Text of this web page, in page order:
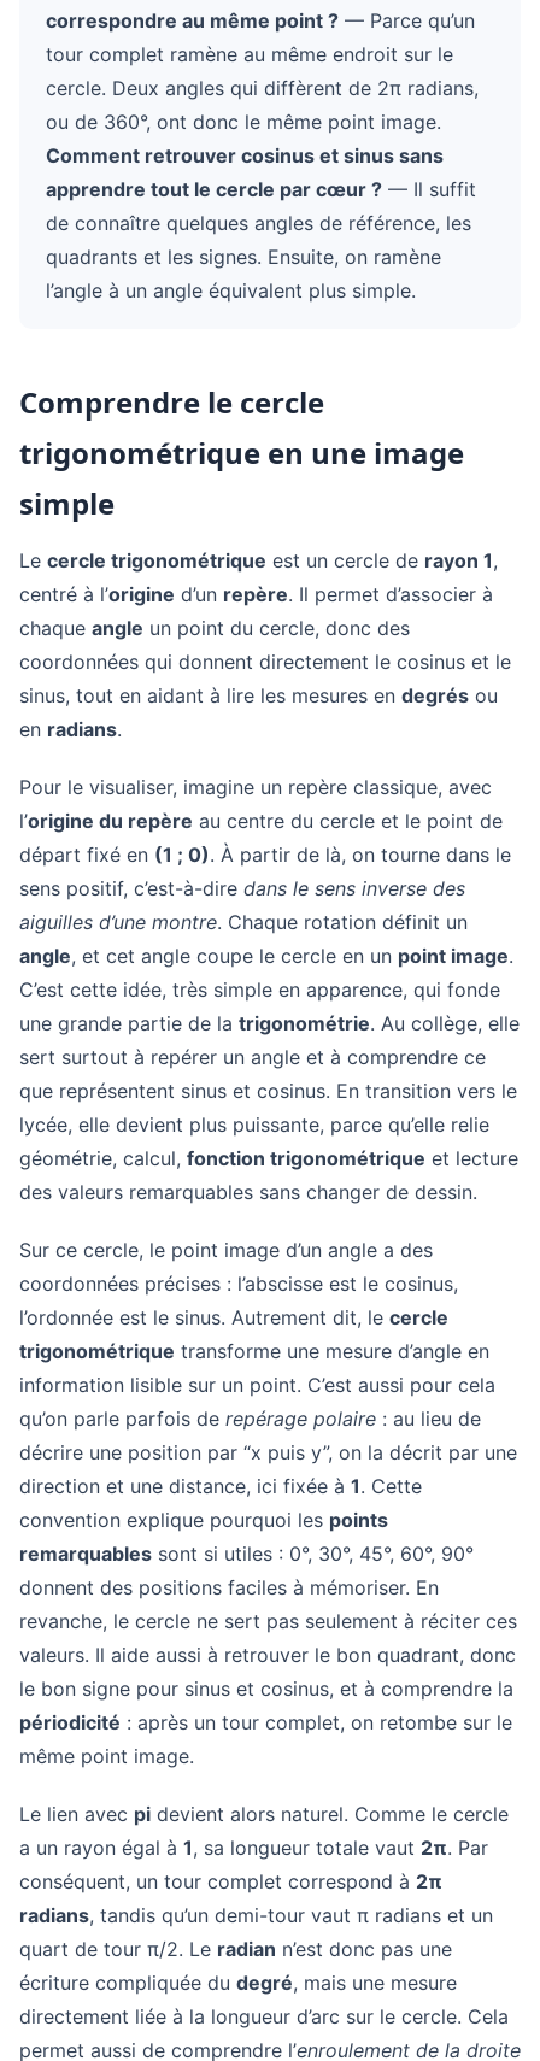
correspondre au même point ? — Parce qu’un
tour complet ramène au même endroit sur le
cercle. Deux angles qui diffèrent de 2π radians,
ou de 360°, ont donc le même point image.
Comment retrouver cosinus et sinus sans
apprendre tout le cercle par cœur ? — Il suffit
de connaître quelques angles de référence, les
quadrants et les signes. Ensuite, on ramène
l’angle à un angle équivalent plus simple.
Comprendre le cercle
trigonométrique en une image
simple
Le cercle trigonométrique est un cercle de rayon 1,
centré à l’origine d’un repère. Il permet d’associer à
chaque angle un point du cercle, donc des
coordonnées qui donnent directement le cosinus et le
sinus, tout en aidant à lire les mesures en degrés ou
en radians.
Pour le visualiser, imagine un repère classique, avec
l’origine du repère au centre du cercle et le point de
départ fixé en (1 ; 0). À partir de là, on tourne dans le
sens positif, c’est-à-dire dans le sens inverse des
aiguilles d’une montre. Chaque rotation définit un
angle, et cet angle coupe le cercle en un point image.
C’est cette idée, très simple en apparence, qui fonde
une grande partie de la trigonométrie. Au collège, elle
sert surtout à repérer un angle et à comprendre ce
que représentent sinus et cosinus. En transition vers le
lycée, elle devient plus puissante, parce qu’elle relie
géométrie, calcul, fonction trigonométrique et lecture
des valeurs remarquables sans changer de dessin.
Sur ce cercle, le point image d’un angle a des
coordonnées précises : l’abscisse est le cosinus,
l’ordonnée est le sinus. Autrement dit, le cercle
trigonométrique transforme une mesure d’angle en
information lisible sur un point. C’est aussi pour cela
qu’on parle parfois de repérage polaire : au lieu de
décrire une position par “x puis y”, on la décrit par une
direction et une distance, ici fixée à 1. Cette
convention explique pourquoi les points
remarquables sont si utiles : 0°, 30°, 45°, 60°, 90°
donnent des positions faciles à mémoriser. En
revanche, le cercle ne sert pas seulement à réciter ces
valeurs. Il aide aussi à retrouver le bon quadrant, donc
le bon signe pour sinus et cosinus, et à comprendre la
périodicité : après un tour complet, on retombe sur le
même point image.
Le lien avec pi devient alors naturel. Comme le cercle
a un rayon égal à 1, sa longueur totale vaut 2π. Par
conséquent, un tour complet correspond à 2π
radians, tandis qu’un demi-tour vaut π radians et un
quart de tour π/2. Le radian n’est donc pas une
écriture compliquée du degré, mais une mesure
directement liée à la longueur d’arc sur le cercle. Cela
permet aussi de comprendre l’enroulement de la droite